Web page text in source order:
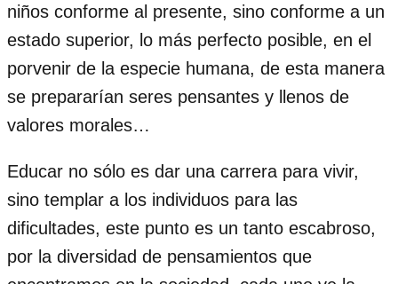
niños conforme al presente, sino conforme a un
estado superior, lo más perfecto posible, en el
porvenir de la especie humana, de esta manera
se prepararían seres pensantes y llenos de
valores morales…
Educar no sólo es dar una carrera para vivir,
sino templar a los individuos para las
dificultades, este punto es un tanto escabroso,
por la diversidad de pensamientos que